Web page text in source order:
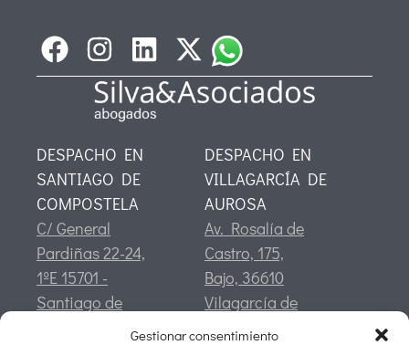
Gestionar consentimiento
DESPACHO EN
SANTIAGO DE
COMPOSTELA
C/ General
Pardiñas 22-24,
1ºE 15701 -
Santiago de
DESPACHO EN
VILLAGARCÍA DE
AUROSA
Av. Rosalía de
Castro, 175,
Bajo, 36610
Vilagarcía de
Arousa,